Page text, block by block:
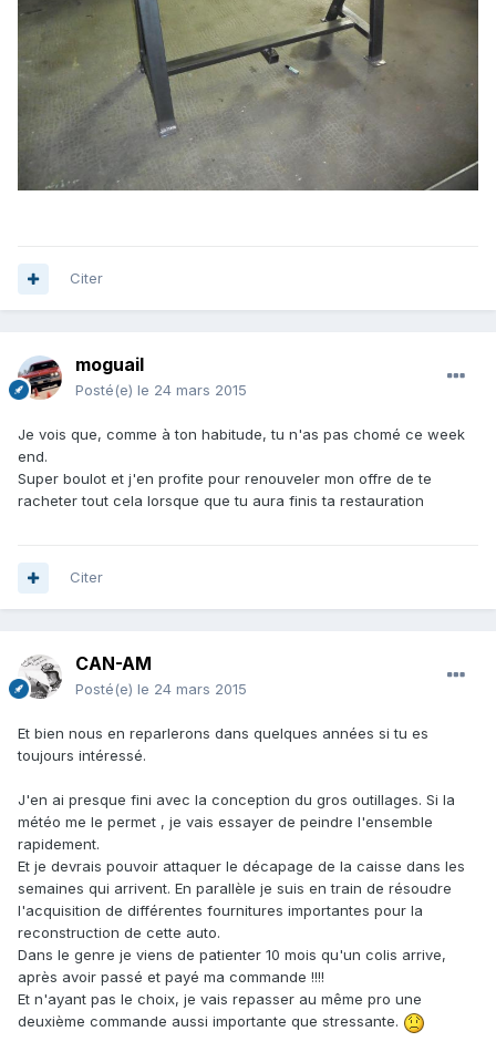
Citer
moguail
Posté(e) le 24 mars 2015
Je vois que, comme à ton habitude, tu n'as pas chomé ce week
end.
Super boulot et j'en profite pour renouveler mon offre de te
racheter tout cela lorsque que tu aura finis ta restauration
Citer
CAN-AM
Posté(e) le 24 mars 2015
Et bien nous en reparlerons dans quelques années si tu es
toujours intéressé.
J'en ai presque fini avec la conception du gros outillages. Si la
météo me le permet , je vais essayer de peindre l'ensemble
rapidement.
Et je devrais pouvoir attaquer le décapage de la caisse dans les
semaines qui arrivent. En parallèle je suis en train de résoudre
l'acquisition de différentes fournitures importantes pour la
reconstruction de cette auto.
Dans le genre je viens de patienter 10 mois qu'un colis arrive,
après avoir passé et payé ma commande !!!!
Et n'ayant pas le choix, je vais repasser au même pro une
deuxième commande aussi importante que stressante.